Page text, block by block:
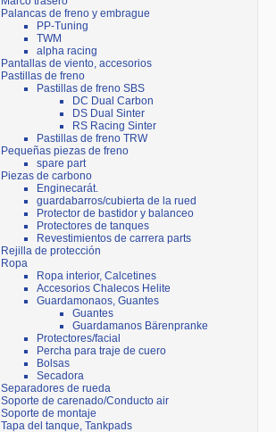
Palancas de freno y embrague
PP-Tuning
TWM
alpha racing
Pantallas de viento, accesorios
Pastillas de freno
Pastillas de freno SBS
DC Dual Carbon
DS Dual Sinter
RS Racing Sinter
Pastillas de freno TRW
Pequeñas piezas de freno
spare part
Piezas de carbono
Enginecarát.
guardabarros/cubierta de la rued
Protector de bastidor y balanceo
Protectores de tanques
Revestimientos de carrera parts
Rejilla de protección
Ropa
Ropa interior, Calcetines
Accesorios Chalecos Helite
Guardamonaos, Guantes
Guantes
Guardamanos Bärenpranke
Protectores/facial
Percha para traje de cuero
Bolsas
Secadora
Separadores de rueda
Soporte de carenado/Conducto air
Soporte de montaje
Tapa del tanque, Tankpads